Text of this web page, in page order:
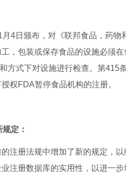
4日颁布，对《联邦食品，药物
，包装或保存食品的设施必须
方式下对设施进行检查。第415
权FDA暂停食品机构的注册。
定：
的注册法规中增加了新的规定，
注册数据库的实用性，以进一